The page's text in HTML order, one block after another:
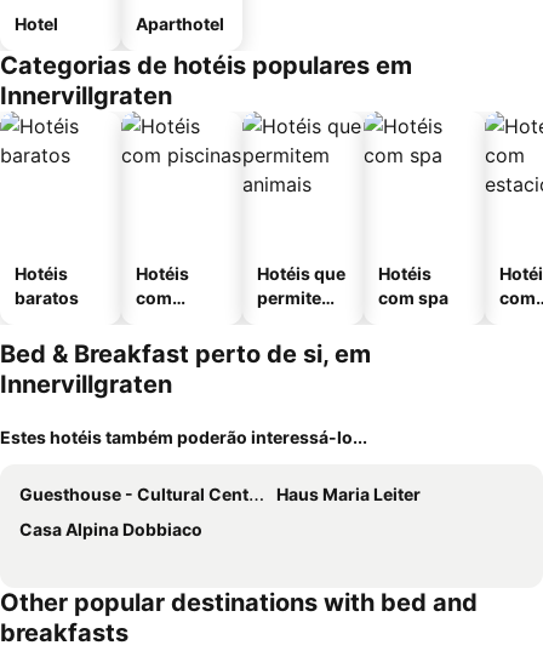
Hotel Aparthotel
Categorias de hotéis populares em
Innervillgraten
Hotéis
baratos
Hotéis
com
Hotéis que
permitem
Hotéis
com spa
com
Bed & Breakfast perto de si, em
Innervillgraten
Estes hotéis também poderão interessá-lo...
Guesthouse - Cultural Center Gustav Mahler
Haus Maria Leiter
Casa Alpina Dobbiaco
Other popular destinations with bed and
breakfasts